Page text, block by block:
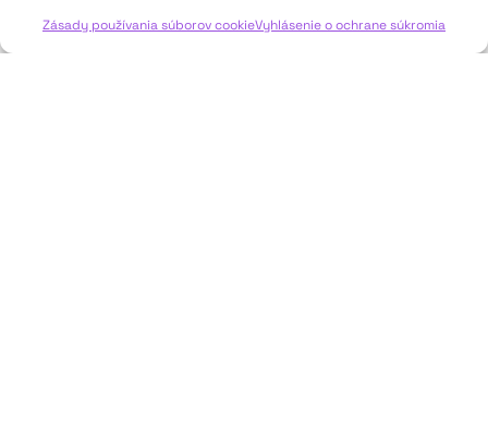
Zásady používania súborov cookieVyhlásenie o ochrane súkromia